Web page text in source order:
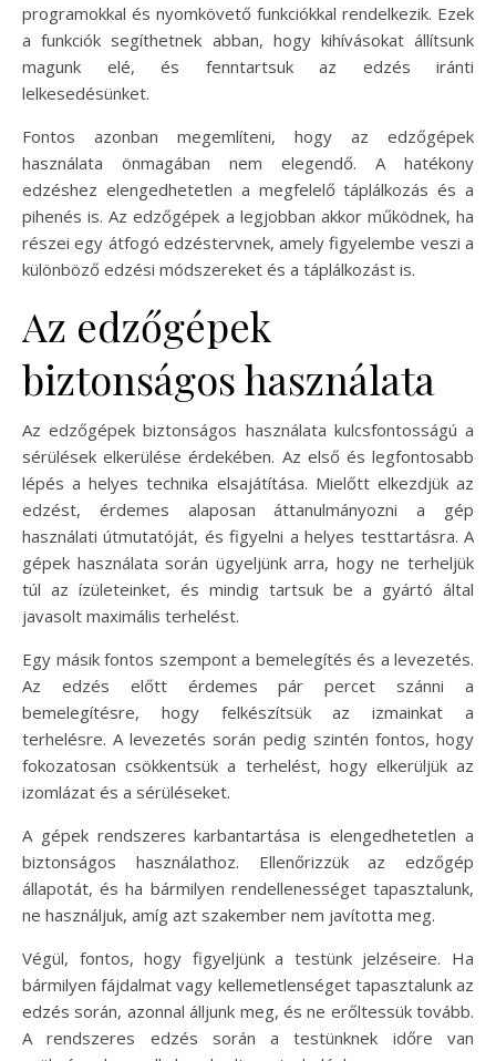
programokkal és nyomkövető funkciókkal rendelkezik. Ezek
a funkciók segíthetnek abban, hogy kihívásokat állítsunk
magunk elé, és fenntartsuk az edzés iránti
lelkesedésünket.
Fontos azonban megemlíteni, hogy az edzőgépek
használata önmagában nem elegendő. A hatékony
edzéshez elengedhetetlen a megfelelő táplálkozás és a
pihenés is. Az edzőgépek a legjobban akkor működnek, ha
részei egy átfogó edzéstervnek, amely figyelembe veszi a
különböző edzési módszereket és a táplálkozást is.
Az edzőgépek
biztonságos használata
Az edzőgépek biztonságos használata kulcsfontosságú a
sérülések elkerülése érdekében. Az első és legfontosabb
lépés a helyes technika elsajátítása. Mielőtt elkezdjük az
edzést, érdemes alaposan áttanulmányozni a gép
használati útmutatóját, és figyelni a helyes testtartásra. A
gépek használata során ügyeljünk arra, hogy ne terheljük
túl az ízületeinket, és mindig tartsuk be a gyártó által
javasolt maximális terhelést.
Egy másik fontos szempont a bemelegítés és a levezetés.
Az edzés előtt érdemes pár percet szánni a
bemelegítésre, hogy felkészítsük az izmainkat a
terhelésre. A levezetés során pedig szintén fontos, hogy
fokozatosan csökkentsük a terhelést, hogy elkerüljük az
izomlázat és a sérüléseket.
A gépek rendszeres karbantartása is elengedhetetlen a
biztonságos használathoz. Ellenőrizzük az edzőgép
állapotát, és ha bármilyen rendellenességet tapasztalunk,
ne használjuk, amíg azt szakember nem javította meg.
Végül, fontos, hogy figyeljünk a testünk jelzéseire. Ha
bármilyen fájdalmat vagy kellemetlenséget tapasztalunk az
edzés során, azonnal álljunk meg, és ne erőltessük tovább.
A rendszeres edzés során a testünknek időre van